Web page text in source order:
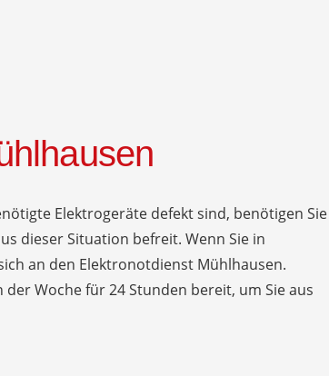
Elektrogeräte defekt sind, benötigen Sie
dieser Situation befreit. Wenn Sie in
an den Elektronotdienst Mühlhausen.
Woche für 24 Stunden bereit, um Sie aus